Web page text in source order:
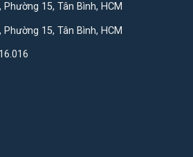
15, Tân Bình, HCM
15, Tân Bình, HCM